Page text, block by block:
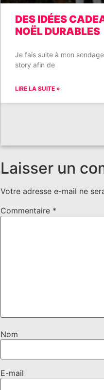
DES IDÉES
NOËL DURABLES
Je fais suite à mon
story afin de
LIRE LA SUITE »
Laisser un
Votre adresse e-mail ne
Commentaire *
Nom
E-mail